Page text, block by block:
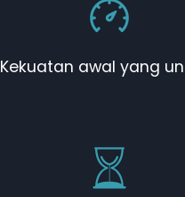
Kekuatan awal yang